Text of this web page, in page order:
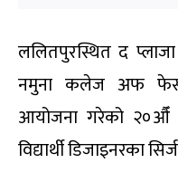
ललितपुरस्थित द
नमुना कलेज अफ
आयोजना गरेको २०औँ
विद्यार्थी डिजाइनरका